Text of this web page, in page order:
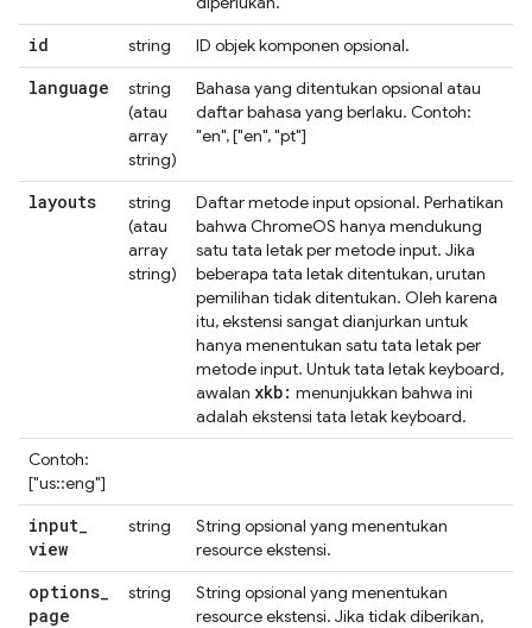
id string ID objek komponen opsional.
language
string
(atau
array
string)
Bahasa yang ditentukan opsional atau
daftar bahasa yang berlaku. Contoh:
"en", ["en", "pt"]
layouts
string
(atau
array
string)
Daftar metode input opsional. Perhatikan
bahwa ChromeOS hanya mendukung
satu tata letak per metode input. Jika
beberapa tata letak ditentukan, urutan
pemilihan tidak ditentukan. Oleh karena
itu, ekstensi sangat dianjurkan untuk
hanya menentukan satu tata letak per
metode input. Untuk tata letak keyboard,
awalan xkb: menunjukkan bahwa ini
adalah ekstensi tata letak keyboard.
Contoh:
["us::eng"]
input_
view
string
String opsional yang menentukan
resource ekstensi.
options_
page
string
String opsional yang menentukan
resource ekstensi. Jika tidak diberikan,